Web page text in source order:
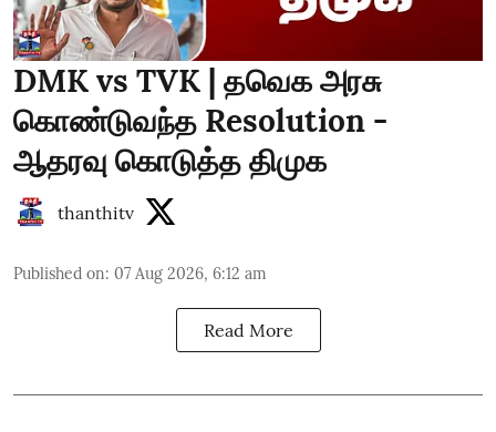
DMK vs TVK | தவெக அரசு
கொண்டுவந்த Resolution -
ஆதரவு கொடுத்த திமுக
thanthitv
Published on: 07 Aug 2026, 6:12 am
Read More